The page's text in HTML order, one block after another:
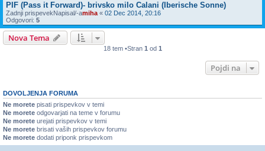
PIF (Pass it Forward)- brivsko milo Calani (Iberische Sonne)
Zadnji prispevekNapisal/-amiha« 02 Dec 2014, 20:16
Odgovori: 5
Nova Tema
18 tem •Stran 1od 1
Pojdi na
DOVOLJENJA FORUMA
Ne morete pisati prispevkov v temi
Ne morete odgovarjati na teme v forumu
Ne morete urejati prispevkov v temi
Ne morete brisati vaših prispevkov forumu
Ne morete dodati priponk prispevkom